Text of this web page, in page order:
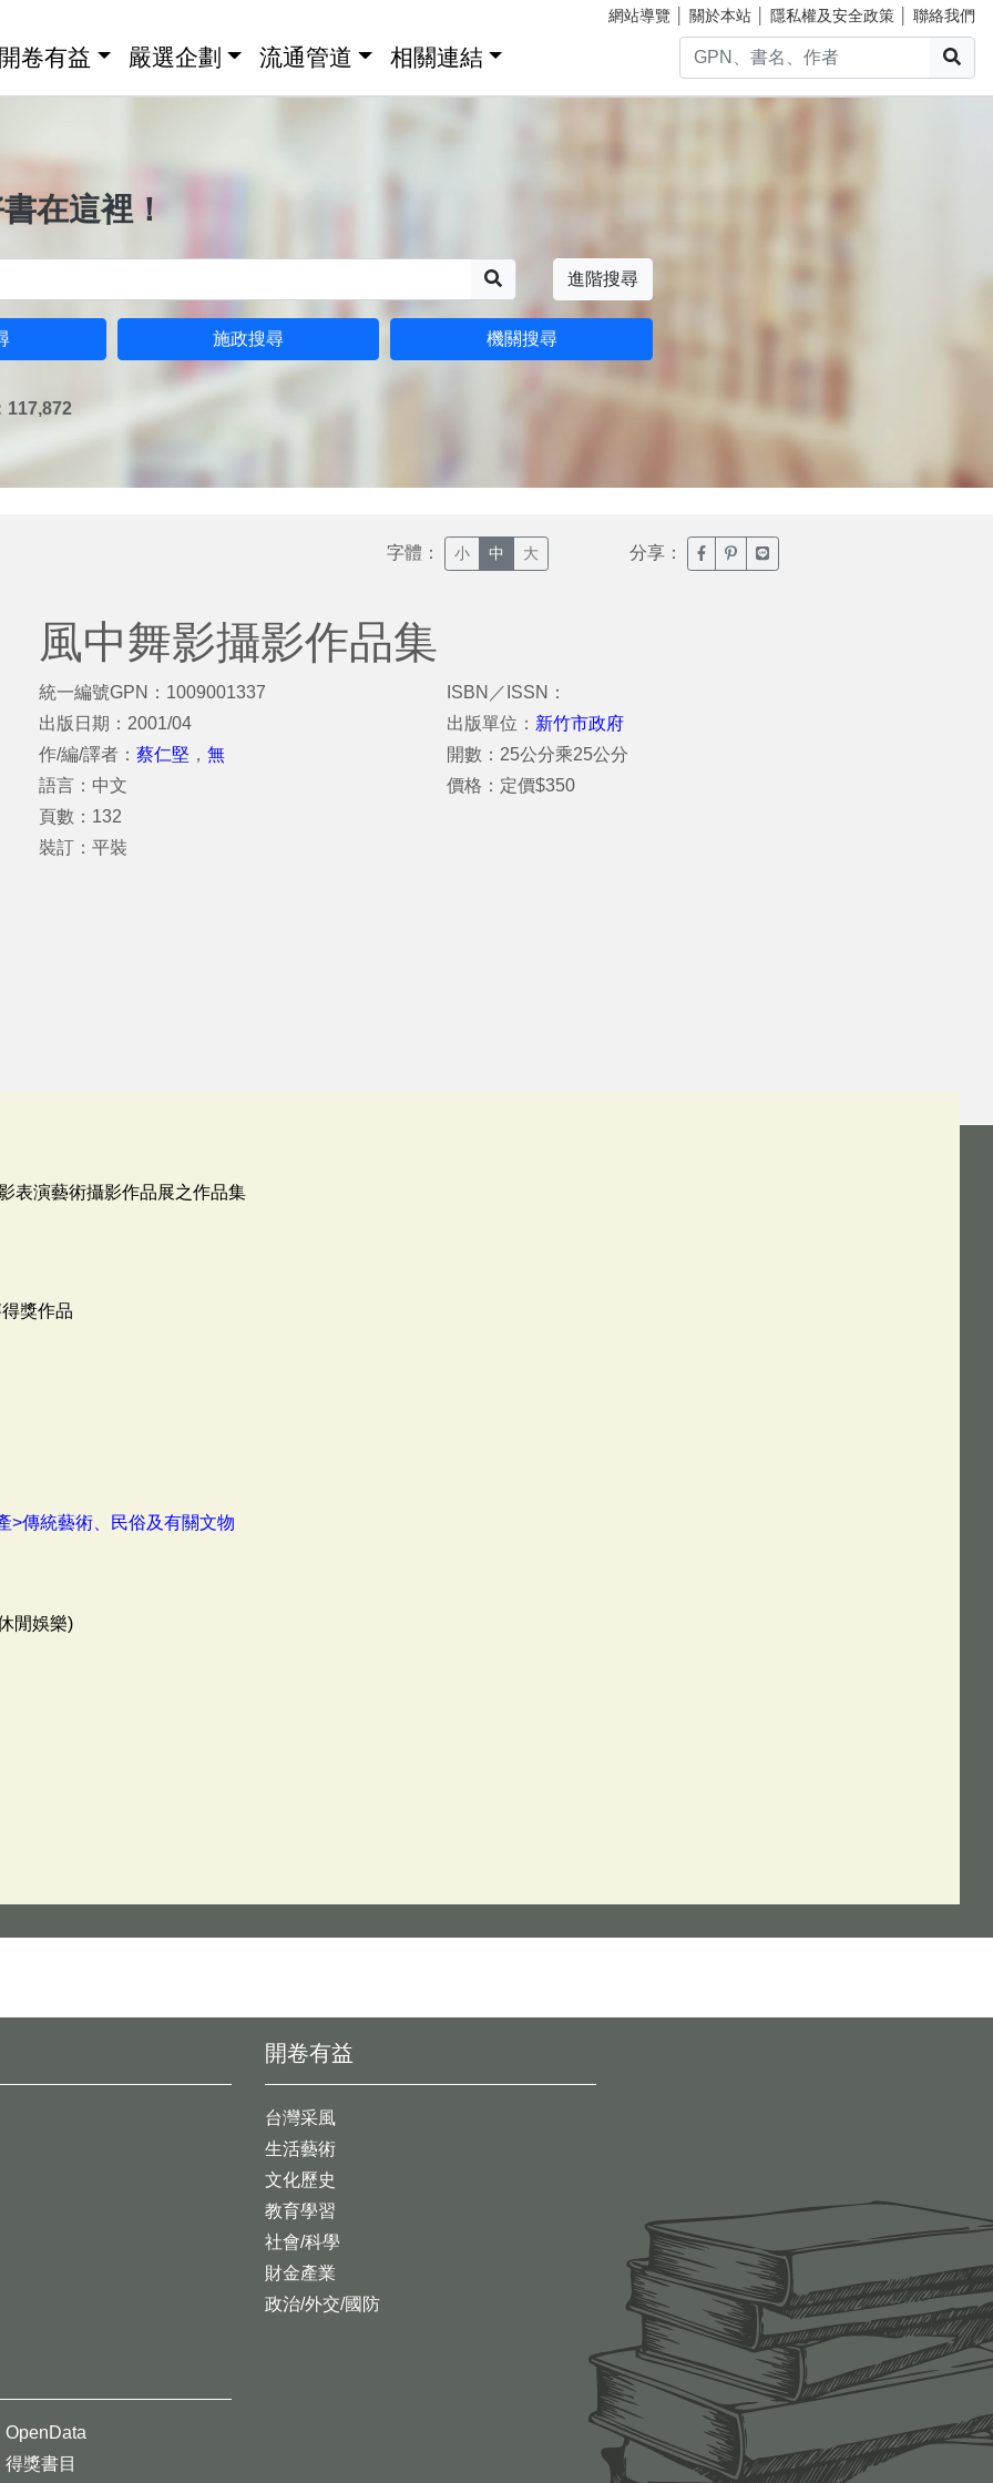
網站導覽 關於本站 隱私權及安全政策 聯絡我們
卷有益 嚴選企劃 流通管道 相關連結
在這裡！
進階搜尋
施政搜尋 機關搜尋
117,872
字體： 小 中 大 分享： 臉書分享(另開新視窗)
噗浪分享(另開新視窗)
Line分享(另開新視窗)
風中舞影攝影作品集
統一編號GPN：1009001337
出版日期：2001/04
作/編/譯者： 蔡仁堅 ， 無
語言：中文
頁數：132
裝訂：平裝
ISBN／ISSN：
出版單位： 新竹市政府
開數：25公分乘25公分
價格：定價$350
表演藝術攝影作品展之作品集
獎作品
>傳統藝術、民俗及有關文物
閒娛樂)
開卷有益
台灣采風
生活藝術
文化歷史
教育學習
社會/科學
財金產業
政治/外交/國防
OpenData
得獎書目